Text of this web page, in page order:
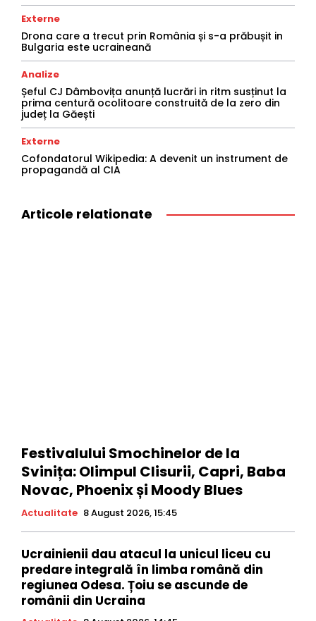
Externe
Drona care a trecut prin România și s-a prăbușit in
Bulgaria este ucraineană
Analize
Șeful CJ Dâmbovița anunță lucrări in ritm susținut la
prima centură ocolitoare construită de la zero din
județ la Găești
Externe
Cofondatorul Wikipedia: A devenit un instrument de
propagandă al CIA
Articole relationate
Festivalului Smochinelor de la
Svinița: Olimpul Clisurii, Capri, Baba
Novac, Phoenix și Moody Blues
Actualitate 8 August 2026, 15:45
Ucrainienii dau atacul la unicul liceu cu
predare integrală în limba română din
regiunea Odesa. Țoiu se ascunde de
românii din Ucraina